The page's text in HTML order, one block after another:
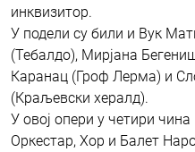
инквизитор.
У подели су били и Вук
(Тебалдо), Мирјана
Каранац (Гроф Лерма) и
(Краљевски хералд).
У овој опери у четири
Оркестар, Хор и Балет